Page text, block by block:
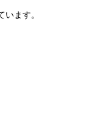
ます。